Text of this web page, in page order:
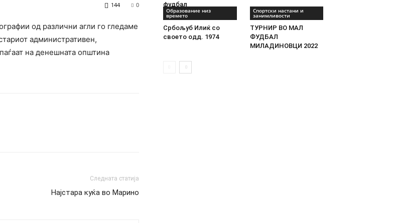
0
144
од различни агли го гледаме
административен,
на денешната општина
Следната статија
Најстара куќа во Марино
фудбал
Образование низ
времето
Србољуб Илиќ со
своето одд. 1974
Спортски настани и
занимливости
ТУРНИР ВО МАЛ
ФУДБАЛ
МИЛАДИНОВЦИ 2022